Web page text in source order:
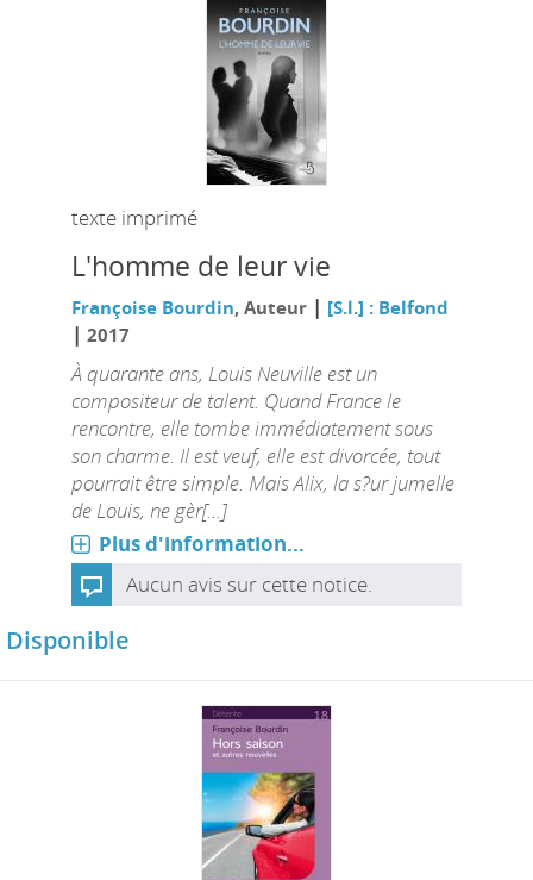
texte imprimé
L'homme de leur vie
Françoise Bourdin, Auteur | [S.l.] : Belfond
| 2017
À quarante ans, Louis Neuville est un
compositeur de talent. Quand France le
rencontre, elle tombe immédiatement sous
son charme. Il est veuf, elle est divorcée, tout
pourrait être simple. Mais Alix, la s?ur jumelle
de Louis, ne gèr[...]
Plus d'information...
Aucun avis sur cette notice.
Disponible